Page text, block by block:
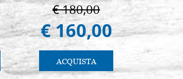
€ 180,00
€ 160,00
ACQUISTA
€